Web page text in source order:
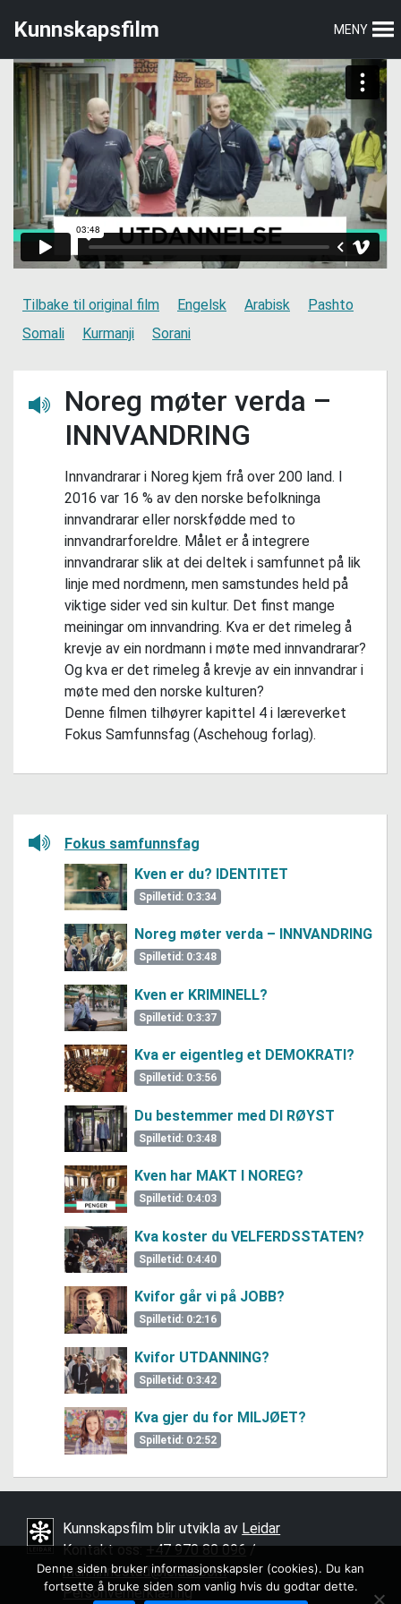
til
til
Kunnskapsfilm MENY
Tilbake til original film Engelsk Arabisk
Pashto
Somali
Kurmanji Sorani
Noreg møter verda –
INNVANDRING
Innvandrarar i Noreg kjem frå over 200 land. I
2016 var 16 % av den norske befolkninga
innvandrarar eller norskfødde med to
innvandrarforeldre. Målet er å integrere
innvandrarar slik at dei deltek i samfunnet på lik
linje med nordmenn, men samstundes held på
viktige sider ved sin kultur. Det finst mange
meiningar om innvandring. Kva er det rimeleg å
krevje av ein nordmann i møte med innvandrarar?
Og kva er det rimeleg å krevje av ein innvandrar i
møte med den norske kulturen?
Denne filmen tilhøyrer kapittel 4 i læreverket
Fokus Samfunnsfag (Aschehoug forlag).
Lytt her
Fokus samfunnsfag
Kven er du? IDENTITET
Spilletid: 0:3:34
Noreg møter verda – INNVANDRING
Spilletid: 0:3:48
Kven er KRIMINELL?
Spilletid: 0:3:37
Kva er eigentleg et DEMOKRATI?
Spilletid: 0:3:56
Du bestemmer med DI RØYST
Spilletid: 0:3:48
Kven har MAKT I NOREG?
Spilletid: 0:4:03
Kva koster du VELFERDSSTATEN?
Spilletid: 0:4:40
Kvifor går vi på JOBB?
Spilletid: 0:2:16
Kvifor UTDANNING?
Spilletid: 0:3:42
Kva gjer du for MILJØET?
Spilletid: 0:2:52
Lytt her
Kunnskapsfilm blir utvikla av Leidar
Kontakt oss:+47 970 80 096/ ­
mari.finnestad@leidar.com
Personvernerklæring
Denne siden bruker informasjonskapsler (cookies). Du kan
fortsette å bruke siden som vanlig hvis du godtar dette.